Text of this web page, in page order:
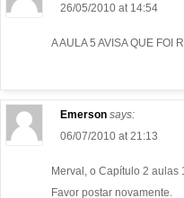
26/05/2010 at 14:54
A AULA 5 AVISA QUE FOI
Emerson says:
06/07/2010 at 21:13
Merval, o Capítulo 2 aulas
Favor postar novamente.